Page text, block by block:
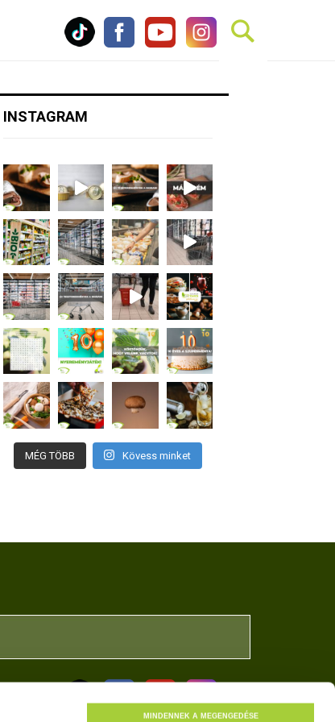
MINDENNEK A MEGENGEDÉSE
INSTAGRAM
MÉG TÖBB Kövess minket